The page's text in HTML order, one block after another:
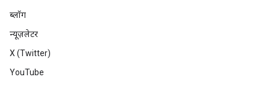
ब्लॉग
न्यूज़लेटर
X (Twitter)
YouTube